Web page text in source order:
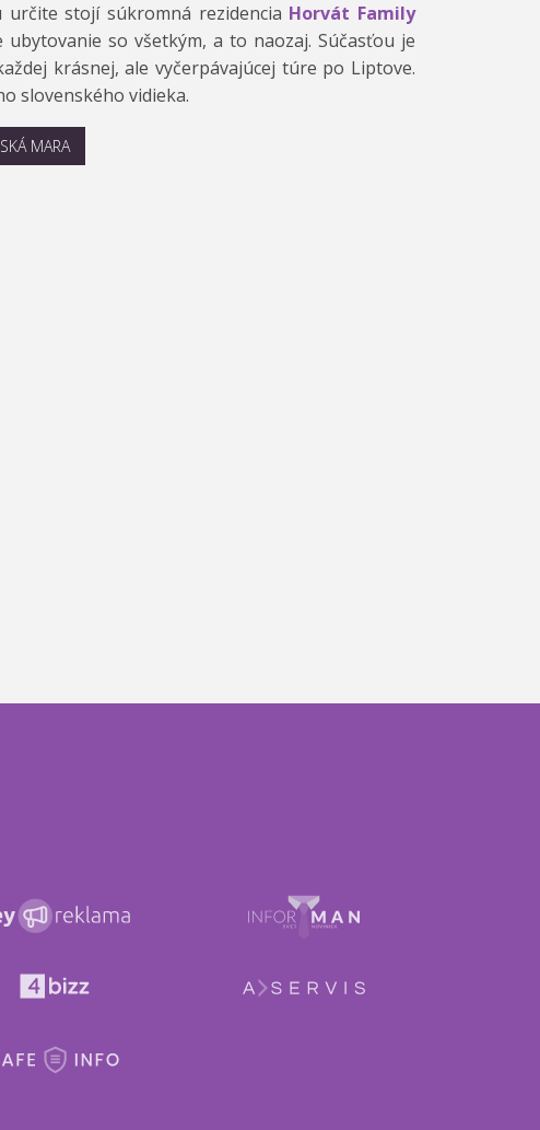
stojí súkromná rezidencia Horvát Family
so všetkým, a to naozaj. Súčasťou je
krásnej, ale vyčerpávajúcej túre po Liptove.
slovenského vidieka.
MARA